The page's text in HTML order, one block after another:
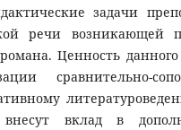
задачи
речи возникающей
Ценность данного
сравнительно-
внесут вклад в